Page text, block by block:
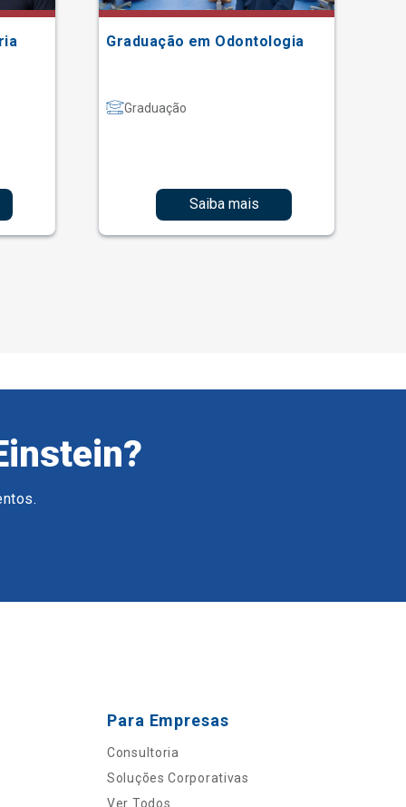
Graduação em Odontologia
Graduação
Saiba mais
Para Empresas
Consultoria
Soluções Corporativas
Ver Todos